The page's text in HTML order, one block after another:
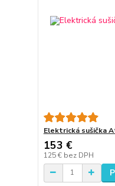
Elektrická sušička
153 €
125 € bez DPH